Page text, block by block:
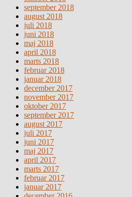
september 2018
august 2018
juli 2018
juni 2018
maj 2018
april 2018
marts 2018
februar 2018
januar 2018
december 2017
november 2017
oktober 2017
september 2017
august 2017
juli 2017
juni 2017
maj 2017
april 2017
marts 2017
februar 2017
januar 2017